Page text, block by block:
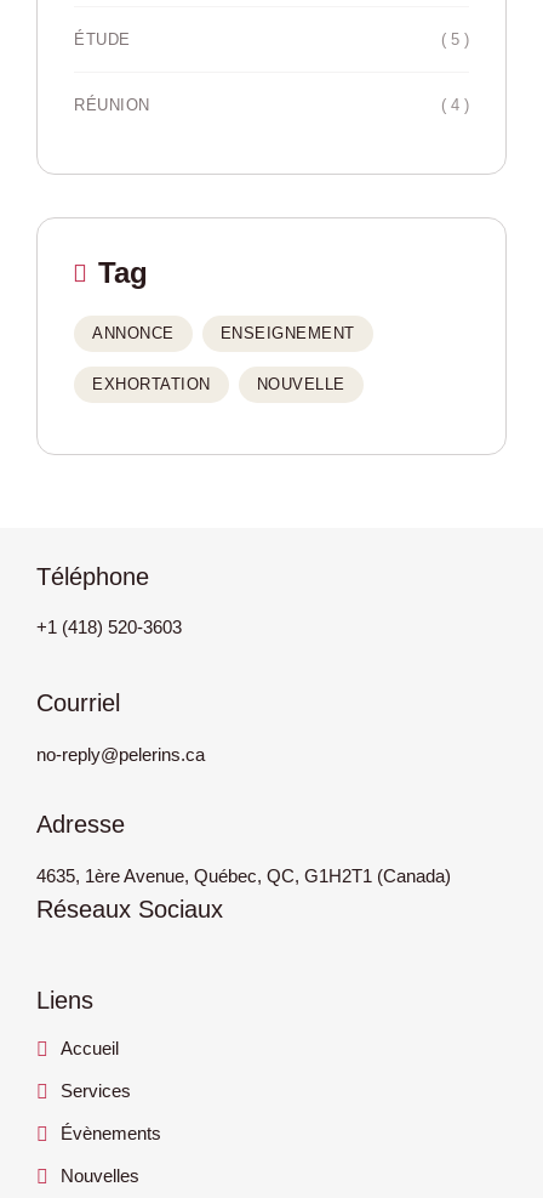
ÉTUDE ( 5 )
RÉUNION ( 4 )
Tag
ANNONCE ENSEIGNEMENT
EXHORTATION NOUVELLE
Téléphone
+1 (418) 520-3603
Courriel
no-reply@pelerins.ca
Adresse
4635, 1ère Avenue, Québec, QC, G1H2T1 (Canada)
Réseaux Sociaux
Liens
Accueil
Services
Évènements
Nouvelles